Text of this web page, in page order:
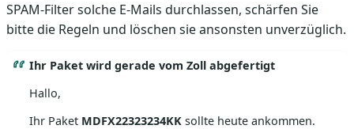
SPAM-Filter solche E-Mails durchlassen, schärfen Sie
bitte die Regeln und löschen sie ansonsten unverzüglich.
Ihr Pa­ket wi­rd ge­rade vom Zo­ll abge­fertigt
Ha­llo,
Ihr Pa­ket MDFX22323234KKsollte he­ute ankommen.